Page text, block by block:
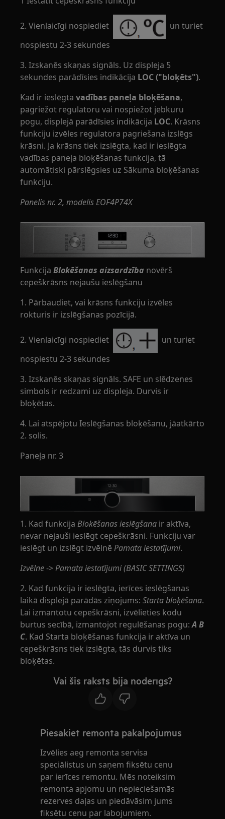
2. Vienlaicīgi nospiediet
un turiet
nospiestu 2-3 sekundes
3. Izskanēs skaņas signāls. Uz displeja 5
sekundes parādīsies indikācija LOC ("bloķēts").
Kad ir ieslēgtavadības paneļa bloķēšana,
pagriežot regulatoru vai nospiežot jebkuru
pogu, displejā parādīsies indikācija LOC. Krāsns
funkciju izvēles regulatora pagriešana izslēgs
krāsni. Ja krāsns tiek izslēgta, kad ir ieslēgta
vadības paneļa bloķēšanas funkcija, tā
automātiski pārslēgsies uz Sākuma bloķēšanas
funkciju.
Panelis nr. 2, modelis EOF4P74X
FunkcijaBlokēšanas aizsardzība novērš
cepeškrāsns nejaušu ieslēgšanu
1. Pārbaudiet, vai krāsns funkciju izvēles
rokturis ir izslēgšanas pozīcijā.
2. Vienlaicīgi nospiediet
un turiet
nospiestu 2-3 sekundes
3. Izskanēs skaņas signāls. SAFE un slēdzenes
simbols ir redzami uz displeja. Durvis ir
bloķētas.
4. Lai atspējotu Ieslēgšanas bloķēšanu, jāatkārto
2. solis.
Paneļa nr. 3
1. Kad funkcijaBlokēšanas ieslēgšana ir aktīva,
nevar nejauši ieslēgt cepeškrāsni. Funkciju var
ieslēgt un izslēgt izvēlnēPamata iestatījumi.
Izvēlne->Pamata iestatījumi (BASIC SETTINGS)
2. Kad funkcija ir ieslēgta, ierīces ieslēgšanas
laikā displejā parādās ziņojums:Starta bloķēšana.
Lai izmantotu cepeškrāsni, izvēlieties kodu
burtus secībā, izmantojot regulēšanas pogu:A B
C. Kad Starta bloķēšanas funkcija ir aktīva un
cepeškrāsns tiek izslēgta, tās durvis tiks
bloķētas.
Vai šis raksts bija noderīgs?
Piesakiet remonta pakalpojumus
Izvēlies aeg remonta servisa
speciālistus un saņem fiksētu cenu
par ierīces remontu. Mēs noteiksim
remonta apjomu un nepieciešamās
rezerves daļas un piedāvāsim jums
fiksētu cenu par labojumiem.